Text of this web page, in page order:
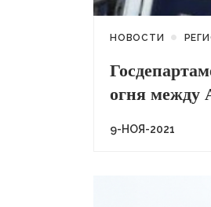
НОВОСТИ
огня между
9-НОЯ-2021